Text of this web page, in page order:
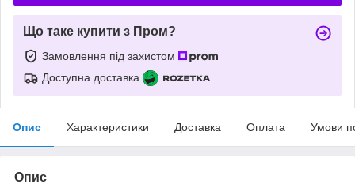
Що таке купити з Пром?
Замовлення під захистом
Доступна доставка
Опис Характеристики Доставка Оплата Умови
Опис